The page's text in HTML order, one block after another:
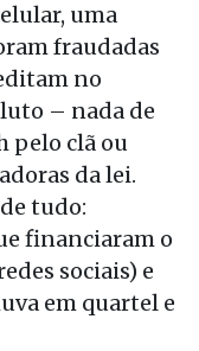
uma
fraudadas
no
– nada de
pelo clã ou
da lei.
tudo:
financiaram o
sociais) e
em quartel e